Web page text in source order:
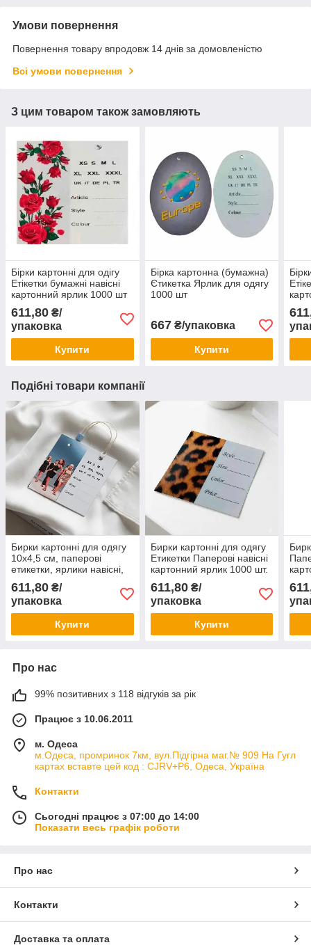
Умови повернення
Повернення товару впродовж 14 днів за домовленістю
Всі умови повернення
З цим товаром також замовляють
Бірки картонні для одігу
Етікетки бумажні навісні
картонний ярлик 1000 шт
611,80 ₴/
упаковка
Купити
Бірка картонна (бумажна)
Єтикетка Ярлик для одягу
1000 шт
667₴/упаковка
Купити
Подібні товари компанії
Бирки картонні для одягу
10х4,5 см, паперові
етикетки, ярлики навісні,
611,80 ₴/
упаковка
Купити
Бирки картонні для одягу
Етикетки Паперові навісні
картонний ярлик 1000 шт.
611,80₴/
упаковка
Купити
Про нас
99% позитивних з 118 відгуків за рік
Працює з 10.06.2011
м. Одеса
м.Одеса, промринок 7км, вул.Підгірна маг.№ 909 На Гугл
картах вставте цей код : CJRV+P6, Одеса, Україна
Контакти
Сьогодні працює з 07:00 до 14:00
Показати весь графік роботи
Про нас
Контакти
Доставка та оплата